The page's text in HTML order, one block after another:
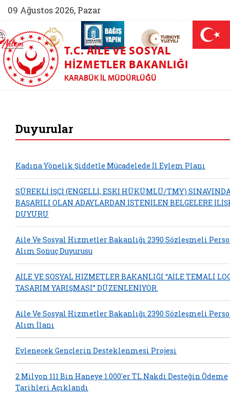
09 Ağustos 2026, Pazar
(yeni sekmede açılır)
AİLEM İletişim Merkezi (yeni sekmede açılır)
Aile ve Nüfus On Yılı (yeni sekmede açılır)
Darülaceze bağış sayfası (yeni
T.C. AILE VE SOSYAL
HIZMETLER BAKANLIĞI
KARABÜK İL MÜDÜRLÜĞÜ
Duyurular
Kadına Yönelik Şiddetle Mücadelede İl Eylem Planı
SÜREKLİ İŞÇİ (ENGELLİ, ESKİ HÜKÜMLÜ/TMY)
BAŞARILI OLAN ADAYLARDAN İSTENİLEN BELGELERE
DUYURU
Aile Ve Sosyal Hizmetler Bakanlığı 2390 Sözleşmeli
Alım Sonuç Duyurusu
AİLE VE SOSYAL HİZMETLER BAKANLIĞI “AİLE TEMALI
TASARIM YARIŞMASI” DÜZENLENİYOR.
Aile Ve Sosyal Hizmetler Bakanlığı 2390 Sözleşmeli
Alım İlanı
Evlenecek Gençlerin Desteklenmesi Projesi
2 Milyon 111 Bin Haneye 1.000'er TL Nakdi Desteğin Ödeme
Tarihleri Açıklandı